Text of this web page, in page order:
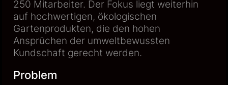
250 Mitarbeiter. Der Fokus liegt weiterhin
auf hochwertigen, ökologischen
Gartenprodukten, die den hohen
Ansprüchen der umweltbewussten
Kundschaft gerecht werden.
Problem